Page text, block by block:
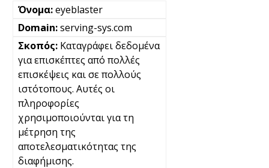
eyeblaster
serving-sys.com
Καταγράφει δεδομένα
για επισκέπτες από πολλές
επισκέψεις και σε πολλούς
ιστότοπους. Αυτές οι
πληροφορίες
χρησιμοποιούνται για τη
μέτρηση της
αποτελεσματικότητας της
διαφήμισης.